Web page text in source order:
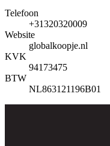
Telefoon
+31320320009
Website
globalkoopje.nl
KVK
94173475
BTW
NL863121196B01